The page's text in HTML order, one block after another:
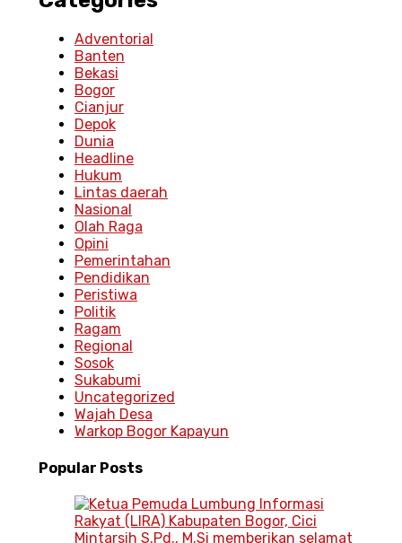
Adventorial
Banten
Bekasi
Bogor
Cianjur
Depok
Dunia
Headline
Hukum
Lintas daerah
Nasional
Olah Raga
Opini
Pemerintahan
Pendidikan
Peristiwa
Politik
Ragam
Regional
Sosok
Sukabumi
Uncategorized
Wajah Desa
Warkop Bogor Kapayun
Popular Posts